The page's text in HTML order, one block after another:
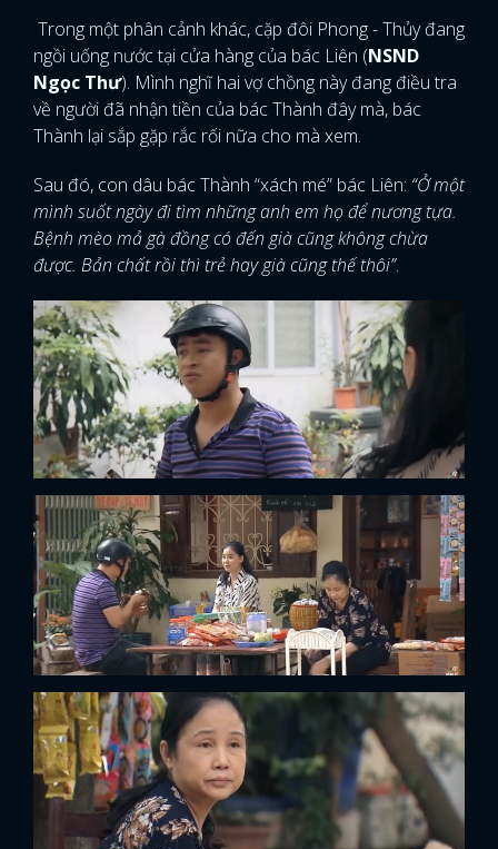
Trong một phân cảnh khác, cặp đôi Phong - Thủy đang
ngồi uống nước tại cửa hàng của bác Liên (NSND
Ngọc Thư). Mình nghĩ hai vợ chồng này đang điều tra
về người đã nhận tiền của bác Thành đây mà, bác
Thành lại sắp gặp rắc rối nữa cho mà xem.
Sau đó, con dâu bác Thành “xách mé” bác Liên: “Ở một
mình suốt ngày đi tìm những anh em họ để nương tựa.
Bệnh mèo mả gà đồng có đến già cũng không chừa
được. Bản chất rồi thì trẻ hay già cũng thế thôi”.